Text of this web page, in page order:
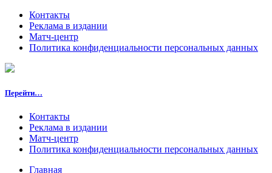
Контакты
Реклама в издании
Матч-центр
Политика конфиденциальности персональных данных
Перейти…
Контакты
Реклама в издании
Матч-центр
Политика конфиденциальности персональных данных
Главная